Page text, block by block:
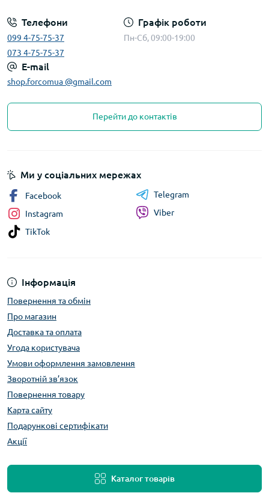
Телефони
099 4-75-75-37
073 4-75-75-37
Графік роботи
Пн-Сб, 09:00-19:00
E-mail
shop.forcomua @gmail.com
Перейти до контактів
Інформація
Повернення та обмін
Про магазин
Доставка та оплата
Угода користувача
Умови оформлення замовлення
Зворотній зв’язок
Повернення товару
Карта сайту
Подарункові сертифікати
Акції
Каталог товарів
Ми у соціальних мережах
Facebook
Instagram
TikTok
Telegram
Viber